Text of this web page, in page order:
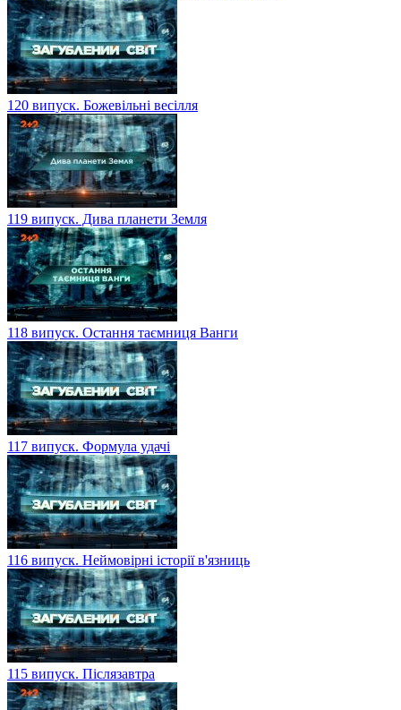
120 випуск. Божевільні весілля
119 випуск. Дива планети Земля
118 випуск. Остання таємниця Ванги
117 випуск. Формула удачі
116 випуск. Неймовірні історії в'язниць
115 випуск. Післязавтра